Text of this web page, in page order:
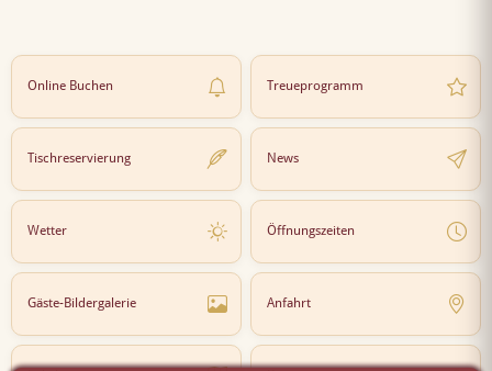
Online Buchen Treueprogramm
Tischreservierung News
Wetter Öffnungszeiten
Gäste-Bildergalerie Anfahrt